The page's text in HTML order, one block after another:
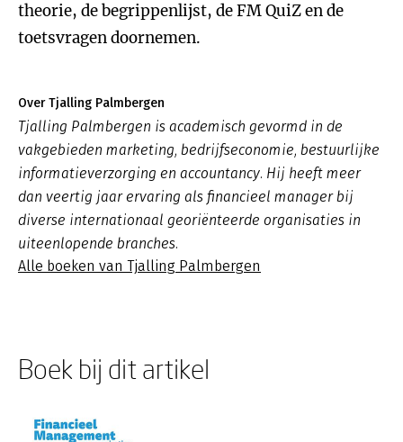
theorie, de begrippenlijst, de FM QuiZ en de
toetsvragen doornemen.
Over Tjalling Palmbergen
Tjalling Palmbergen is academisch gevormd in de
vakgebieden marketing, bedrijfseconomie, bestuurlijke
informatieverzorging en accountancy. Hij heeft meer
dan veertig jaar ervaring als financieel manager bij
diverse internationaal georiënteerde organisaties in
uiteenlopende branches.
Alle boeken van Tjalling Palmbergen
Boek bij dit artikel